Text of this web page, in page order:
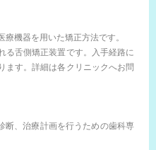
機器を用いた矯正方法です。
舌側矯正装置です。入手経路に
ます。詳細は各クリニックへお問
、治療計画を行うための歯科専